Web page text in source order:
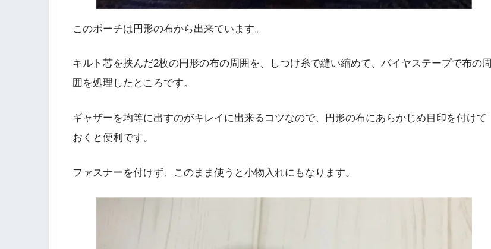
このポーチは円形の布から出来ています。
キルト芯を挟んだ2枚の円形の布の周囲を、しつけ糸で縫い縮めて、バイヤステープで布の周
囲を処理したところです。
ギャザーを均等に出すのがキレイに出来るコツなので、円形の布にあらかじめ目印を付けて
おくと便利です。
ファスナーを付けず、このまま使うと小物入れにもなります。